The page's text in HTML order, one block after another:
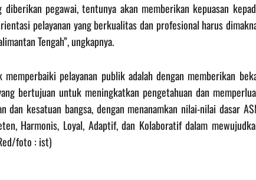
pegawai, tentunya akan memberikan kepuasan
pelayanan yang berkualitas dan profesional harus
Tengah”, ungkapnya.
pelayanan publik adalah dengan memberikan
bertujuan untuk meningkatkan pengetahuan dan
kesatuan bangsa, dengan menanamkan nilai-nilai dasar
Harmonis, Loyal, Adaptif, dan Kolaboratif dalam
foto : ist)